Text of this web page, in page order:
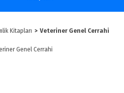
Kitapları Veteriner Genel Cerrahi